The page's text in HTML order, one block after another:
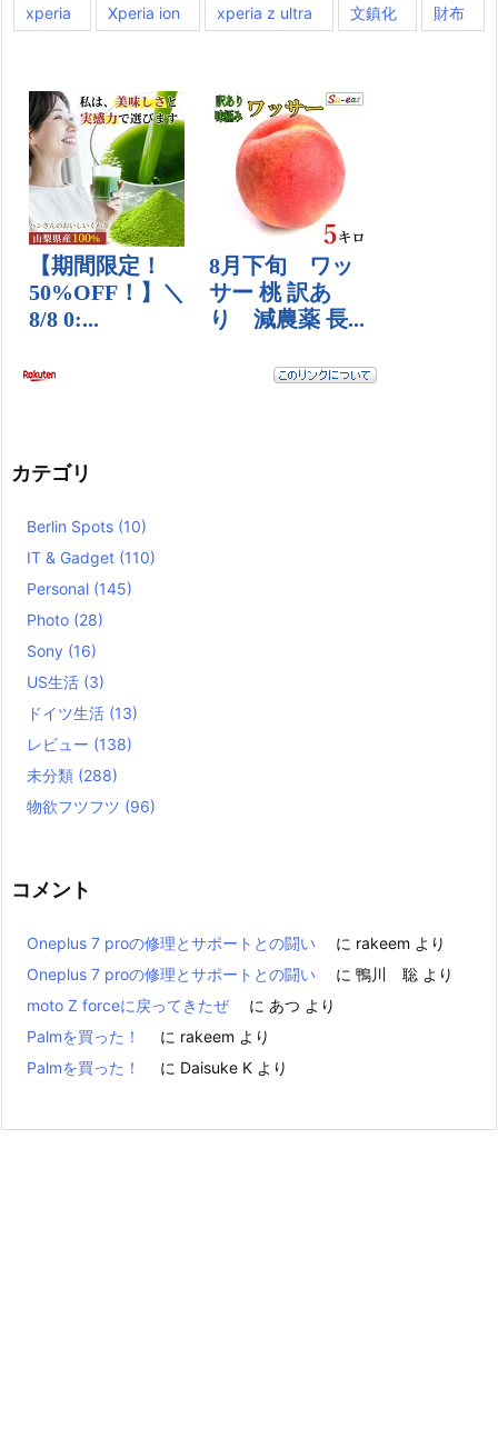
xperia
Xperia ion xperia z ultra 文鎮化 財布
カテゴリ
Berlin Spots (10)
IT & Gadget (110)
Personal (145)
Photo (28)
Sony (16)
US生活 (3)
ドイツ生活 (13)
レビュー (138)
未分類 (288)
物欲フツフツ (96)
コメント
Oneplus 7 proの修理とサポートとの闘い に rakeem より
Oneplus 7 proの修理とサポートとの闘い
に 鴨川 聡 より
moto Z forceに戻ってきたぜ
に あつ より
Palmを買った！
に rakeem より
Palmを買った！
に Daisuke K より